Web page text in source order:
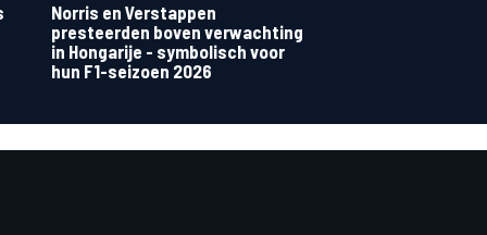
Norris en Verstappen
presteerden boven verwachting
in Hongarije - symbolisch voor
hun F1-seizoen 2026